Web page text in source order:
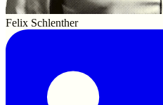
Felix Schlenther